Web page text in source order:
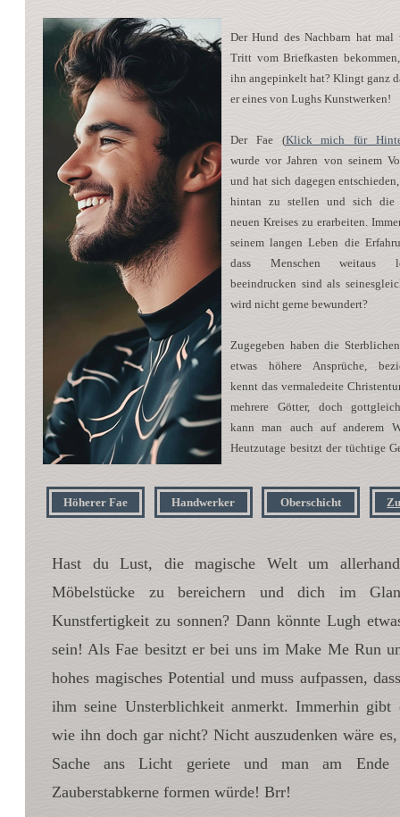
Der Hund des Nachbarn hat mal
Tritt vom Briefkasten
ihn angepinkelt hat? Klingt ganz
er eines von Lughs Kunstwerken!
Der Fae (Klick mich für
wurde vor Jahren von seinem
und hat sich dagegen
hintan zu stellen und sich die
neuen Kreises zu erarbeiten.
seinem langen Leben die
dass Menschen weitaus
beeindrucken sind als
wird nicht gerne bewundert?
Zugegeben haben die
etwas höhere Ansprüche,
kennt das vermaledeite
mehrere Götter, doch
kann man auch auf anderem
Heutzutage besitzt der tüchtige
sich gern von Günstlingen
Seine Möbelkreationen sind
Familienwappen und
Immer wieder nimmt der Meister
auch wenn keiner dieser
hat aufnehmen können. Kein
doch neben
Dingen einen Willen
Teetischchen, das bei
einfach davon
abgelenkten Heilern die Finger
Höherer Fae Handwerker Oberschicht
Hast du Lust, die magische Welt um
Möbelstücke zu bereichern und dich im
Kunstfertigkeit zu sonnen? Dann könnte Lugh
sein! Als Fae besitzt er bei uns im Make Me Run
hohes magisches Potential und muss aufpassen,
ihm seine Unsterblichkeit anmerkt. Immerhin gibt
wie ihn doch gar nicht? Nicht auszudenken wäre
Sache ans Licht geriete und man am
Zauberstabkerne formen würde! Brr!